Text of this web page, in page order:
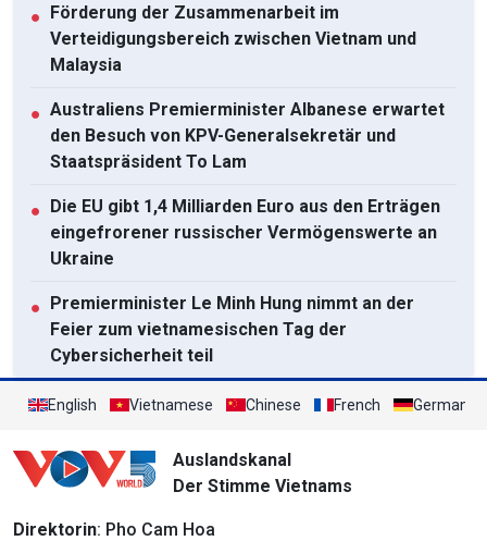
● Förderung der Zusammenarbeit im
Verteidigungsbereich zwischen Vietnam und
Malaysia
● Australiens Premierminister Albanese erwartet
den Besuch von KPV-Generalsekretär und
Staatspräsident To Lam
● Die EU gibt 1,4 Milliarden Euro aus den Erträgen
eingefrorener russischer Vermögenswerte an
Ukraine
● Premierminister Le Minh Hung nimmt an der
Feier zum vietnamesischen Tag der
Cybersicherheit teil
● Schaffung eines rechtlichen Rahmens zur
● Der KPV-Generalsekretär und Staatspräsident
empfängt den Kommandeur des US Indo-Pacific
Command
English Vietnamese Chinese French German
Auslandskanal
Der Stimme Vietnams
Direktorin: Pho Cam Hoa